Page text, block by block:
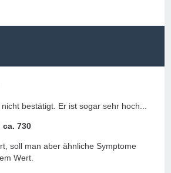
bestätigt. Er ist sogar sehr hoch...
730
soll man aber ähnliche Symptome
Wert.